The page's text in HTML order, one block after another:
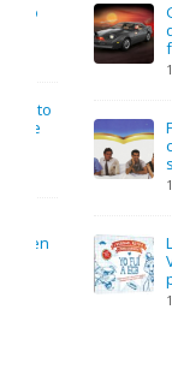
Gana
que
18
FlixOlé
18
Llega
17